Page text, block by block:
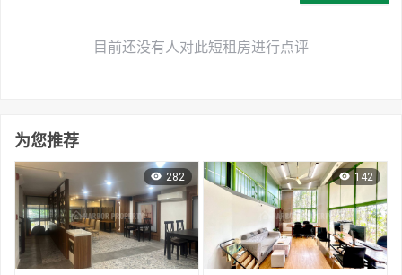
目前还没有人对此短租房进行点评
为您推荐
282 142